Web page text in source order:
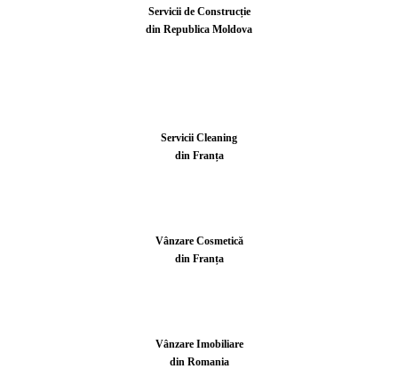
Servicii de Construcție
din Republica Moldova
Servicii Cleaning
din Franța
Vânzare Cosmetică
din Franța
Vânzare Imobiliare
din Romania